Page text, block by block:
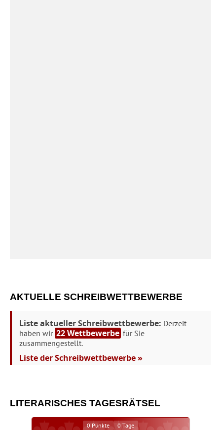
AKTUELLE SCHREIBWETTBEWERBE
Liste aktueller Schreibwettbewerbe: Derzeit
haben wir 22 Wettbewerbe für Sie
zusammengestellt.
Liste der Schreibwettbewerbe »
LITERARISCHES TAGESRÄTSEL
0 Punkte 0 Tage